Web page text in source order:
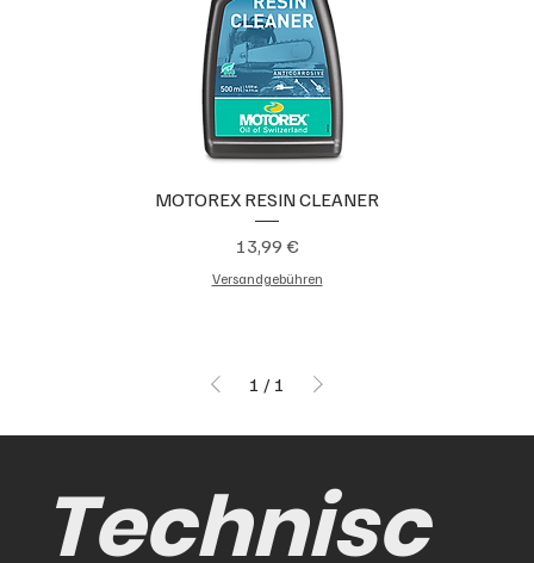
MOTOREX RESIN CLEANER
Preis
13,99 €
Versandgebühren
1 / 1
Technisc